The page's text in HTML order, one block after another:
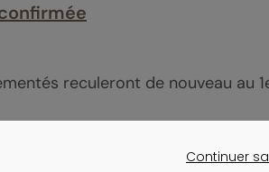
reculeront de nouveau au
Continuer